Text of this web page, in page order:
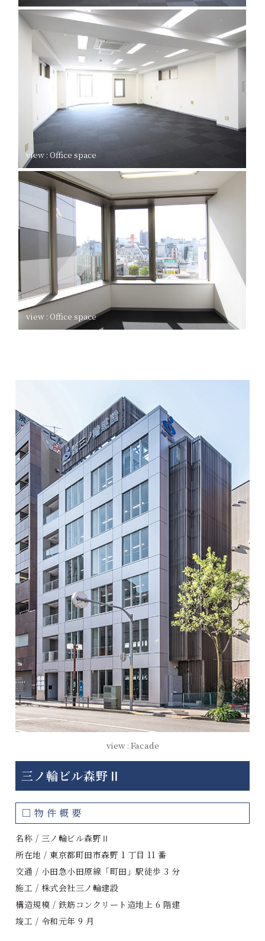
view : Office space
view : Office space
view : Facade
三ノ輪ビル森野Ⅱ
□物件概要
名称 / 三ノ輪ビル森野Ⅱ
所在地 / 東京都町田市森野 1 丁目 11 番
交通 / 小田急小田原線「町田」駅徒歩 3 分
施工 / 株式会社三ノ輪建設
構造規模 / 鉄筋コンクリート造地上 6 階建
竣工 / 令和元年 9 月